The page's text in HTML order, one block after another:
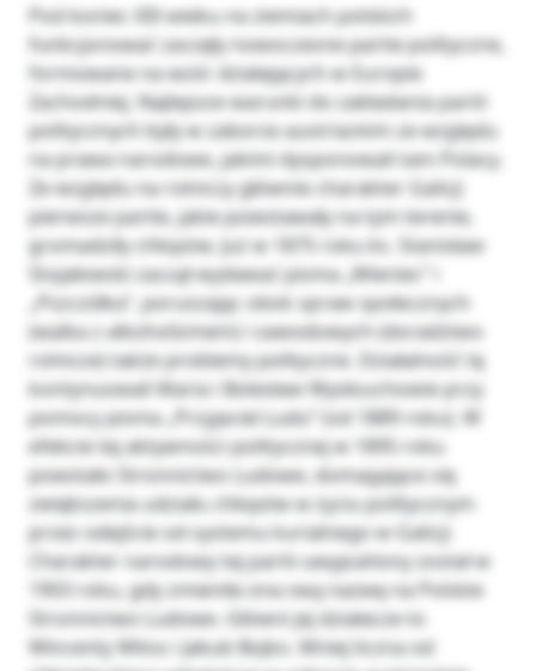
Pod koniec XIX wieku na ziemiach polskich
funkcjonować zaczęły nowoczesne partie polityczne,
formowane na wzór działających w Europie
Zachodniej. Najlepsze warunki do zakładania partii
politycznych były w zaborze austriackim ze względu
na prawa narodowe, jakimi dysponowali tam Polacy.
Ze względu na rolniczy głównie charakter Galicji
pierwsze partie, jakie powstawały na tym terenie,
gromadziły chłopów. Już w 1875 roku ks. Stanisław
Stojałowski zaczął wydawać pisma „Wieniec” i
„Pszczółka”, poruszając obok spraw społecznych
(walka z alkoholizmem) i zawodowych (doradztwo
rolnicze) także problemy polityczne. Działalność tę
kontynuowali Maria i Bolesław Wysłouchowie przy
pomocy pisma „Przyjaciel Ludu” (od 1889 roku). W
efekcie tej aktywności politycznej w 1895 roku
powstało Stronnictwo Ludowe, domagające się
zwiększenia udziału chłopów w życiu politycznym
przez odejście od systemu kurialnego w Galicji.
Charakter narodowy tej partii uwypuklony został w
1903 roku, gdy zmieniła ona swą nazwę na Polskie
Stronnictwo Ludowe. Główni jej działacze to
Wincenty Witos i Jakub Bojko. Mniej liczna od